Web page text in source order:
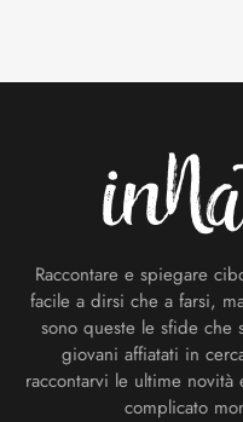
Raccontare e spiegare
facile a dirsi che a farsi,
sono queste le sfide che
giovani affiatati in
raccontarvi le ultime
complicato